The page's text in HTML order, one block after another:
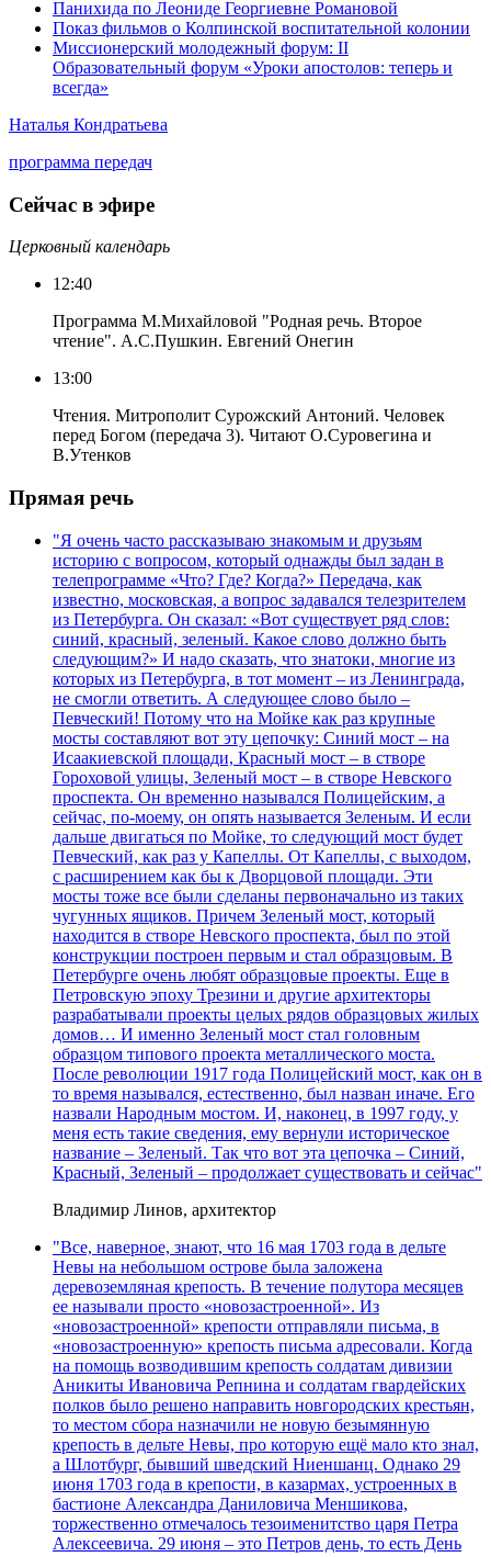
Панихида по Леониде Георгиевне Романовой
Показ фильмов о Колпинской воспитательной колонии
Миссионерский молодежный форум: II
Образовательный форум «Уроки апостолов: теперь и
всегда»
Наталья Кондратьева
программа передач
Сейчас в эфире
Церковный календарь
12:40
Программа М.Михайловой "Родная речь. Второе
чтение". А.С.Пушкин. Евгений Онегин
13:00
Чтения. Митрополит Сурожский Антоний. Человек
перед Богом (передача 3). Читают О.Суровегина и
В.Утенков
Прямая речь
"Я очень часто рассказываю знакомым и друзьям
историю с вопросом, который однажды был задан в
телепрограмме «Что? Где? Когда?» Передача, как
известно, московская, а вопрос задавался телезрителем
из Петербурга. Он сказал: «Вот существует ряд слов:
синий, красный, зеленый. Какое слово должно быть
следующим?» И надо сказать, что знатоки, многие из
которых из Петербурга, в тот момент – из Ленинграда,
не смогли ответить. А следующее слово было –
Певческий! Потому что на Мойке как раз крупные
мосты составляют вот эту цепочку: Синий мост – на
Исаакиевской площади, Красный мост – в створе
Гороховой улицы, Зеленый мост – в створе Невского
проспекта. Он временно назывался Полицейским, а
сейчас, по-моему, он опять называется Зеленым. И если
дальше двигаться по Мойке, то следующий мост будет
Певческий, как раз у Капеллы. От Капеллы, с выходом,
с расширением как бы к Дворцовой площади. Эти
мосты тоже все были сделаны первоначально из таких
чугунных ящиков. Причем Зеленый мост, который
находится в створе Невского проспекта, был по этой
конструкции построен первым и стал образцовым. В
Петербурге очень любят образцовые проекты. Еще в
Петровскую эпоху Трезини и другие архитекторы
разрабатывали проекты целых рядов образцовых жилых
домов… И именно Зеленый мост стал головным
образцом типового проекта металлического моста.
После революции 1917 года Полицейский мост, как он в
то время назывался, естественно, был назван иначе. Его
назвали Народным мостом. И, наконец, в 1997 году, у
меня есть такие сведения, ему вернули историческое
название – Зеленый. Так что вот эта цепочка – Синий,
Красный, Зеленый – продолжает существовать и сейчас"
Владимир Линов, архитектор
"Все, наверное, знают, что 16 мая 1703 года в дельте
Невы на небольшом острове была заложена
деревоземляная крепость. В течение полутора месяцев
ее называли просто «новозастроенной». Из
«новозастроенной» крепости отправляли письма, в
«новозастроенную» крепость письма адресовали. Когда
на помощь возводившим крепость солдатам дивизии
Аникиты Ивановича Репнина и солдатам гвардейских
полков было решено направить новгородских крестьян,
то местом сбора назначили не новую безымянную
крепость в дельте Невы, про которую ещё мало кто знал,
а Шлотбург, бывший шведский Ниеншанц. Однако 29
июня 1703 года в крепости, в казармах, устроенных в
бастионе Александра Даниловича Меншикова,
торжественно отмечалось тезоименитство царя Петра
Алексеевича. 29 июня – это Петров день, то есть День